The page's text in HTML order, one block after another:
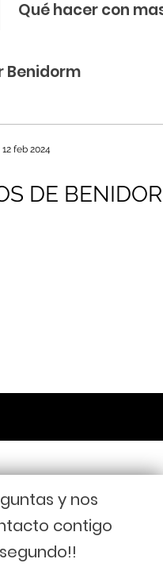
Qué hacer con
Benidorm
DE
12 feb 2024
y nos
contigo